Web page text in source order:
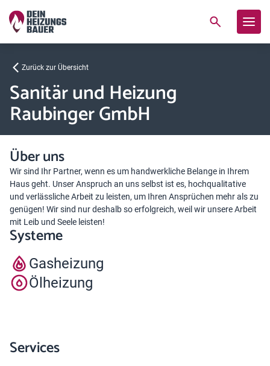
Zurück zur Übersicht
Sanitär und Heizung
Raubinger GmbH
Über uns
Wir sind Ihr Partner, wenn es um handwerkliche Belange in Ihrem
Haus geht. Unser Anspruch an uns selbst ist es, hochqualitative
und verlässliche Arbeit zu leisten, um Ihren Ansprüchen mehr als zu
genügen! Wir sind nur deshalb so erfolgreich, weil wir unsere Arbeit
mit Leib und Seele leisten!
Systeme
Gasheizung
Ölheizung
Services